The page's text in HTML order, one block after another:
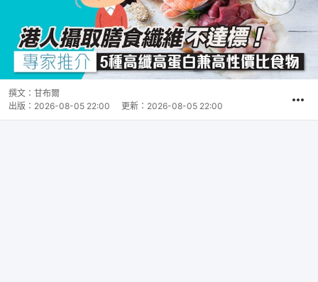
撰文： 甘布爾
出版： 2026-08-05 22:00 更新： 2026-08-05 22:00